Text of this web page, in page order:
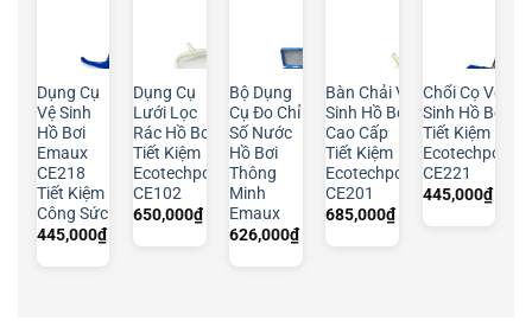
Dụng Cụ
Vệ Sinh
Hồ Bơi
Emaux
CE218
Tiết Kiệm
Công Sức
445,000₫
Dụng Cụ
Lưới Lọc
Rác Hồ Bơi
Tiết Kiệm
Ecotechpool
CE102
650,000₫
Bộ Dụng
Cụ Đo Chỉ
Số Nước
Hồ Bơi
Thông
Minh
Emaux
626,000₫
Bàn Chải Vệ
Sinh Hồ Bơi
Cao Cấp
Tiết Kiệm
Ecotechpool
CE201
685,000₫
Chổi Cọ Vệ
Sinh Hồ Bơi
Tiết Kiệm
Ecotechpool
CE221
445,000₫